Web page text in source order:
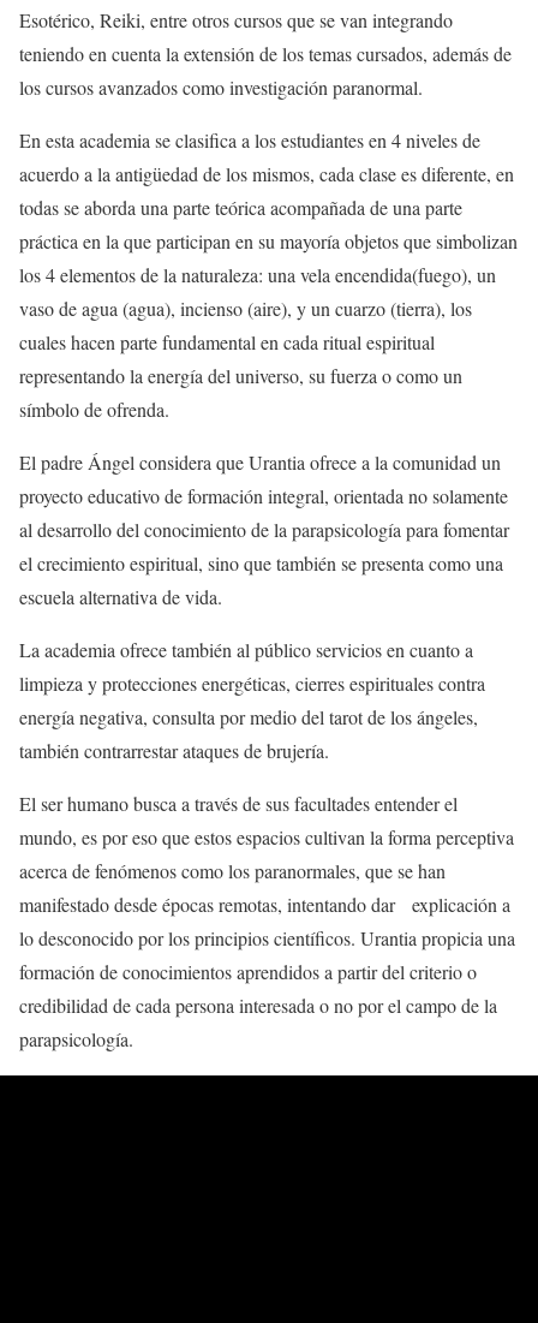
Esotérico, Reiki, entre otros cursos que se van integrando
teniendo en cuenta la extensión de los temas cursados, además de
los cursos avanzados como investigación paranormal.
En esta academia se clasifica a los estudiantes en 4 niveles de
acuerdo a la antigüedad de los mismos, cada clase es diferente, en
todas se aborda una parte teórica acompañada de una parte
práctica en la que participan en su mayoría objetos que simbolizan
los 4 elementos de la naturaleza: una vela encendida(fuego), un
vaso de agua (agua), incienso (aire), y un cuarzo (tierra), los
cuales hacen parte fundamental en cada ritual espiritual
representando la energía del universo, su fuerza o como un
símbolo de ofrenda.
El padre Ángel considera que Urantia ofrece a la comunidad un
proyecto educativo de formación integral, orientada no solamente
al desarrollo del conocimiento de la parapsicología para fomentar
el crecimiento espiritual, sino que también se presenta como una
escuela alternativa de vida.
La academia ofrece también al público servicios en cuanto a
limpieza y protecciones energéticas, cierres espirituales contra
energía negativa, consulta por medio del tarot de los ángeles,
también contrarrestar ataques de brujería.
El ser humano busca a través de sus facultades entender el
mundo, es por eso que estos espacios cultivan la forma perceptiva
acerca de fenómenos como los paranormales, que se han
manifestado desde épocas remotas, intentando dar explicación a
lo desconocido por los principios científicos. Urantia propicia una
formación de conocimientos aprendidos a partir del criterio o
credibilidad de cada persona interesada o no por el campo de la
parapsicología.